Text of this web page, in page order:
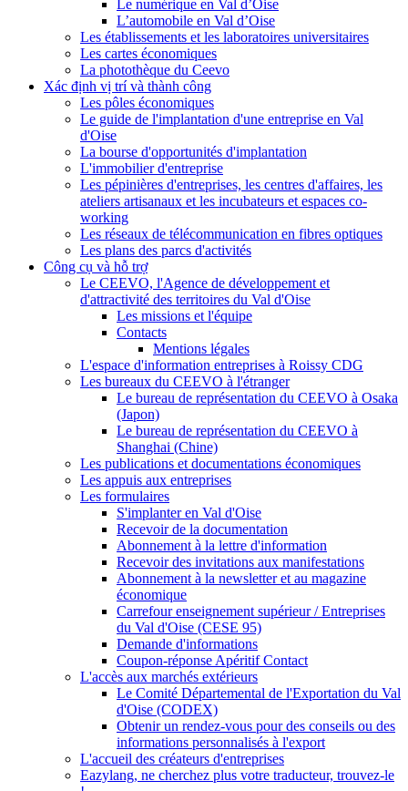
Le numérique en Val d’Oise
L’automobile en Val d’Oise
Les établissements et les laboratoires universitaires
Les cartes économiques
La photothèque du Ceevo
Xác định vị trí và thành công
Les pôles économiques
Le guide de l'implantation d'une entreprise en Val
d'Oise
La bourse d'opportunités d'implantation
L'immobilier d'entreprise
Les pépinières d'entreprises, les centres d'affaires, les
ateliers artisanaux et les incubateurs et espaces co-
working
Les réseaux de télécommunication en fibres optiques
Les plans des parcs d'activités
Công cụ và hỗ trợ
Le CEEVO, l'Agence de développement et
d'attractivité des territoires du Val d'Oise
Les missions et l'équipe
Contacts
Mentions légales
L'espace d'information entreprises à Roissy CDG
Les bureaux du CEEVO à l'étranger
Le bureau de représentation du CEEVO à Osaka
(Japon)
Le bureau de représentation du CEEVO à
Shanghai (Chine)
Les publications et documentations économiques
Les appuis aux entreprises
Les formulaires
S'implanter en Val d'Oise
Recevoir de la documentation
Abonnement à la lettre d'information
Recevoir des invitations aux manifestations
Abonnement à la newsletter et au magazine
économique
Carrefour enseignement supérieur / Entreprises
du Val d'Oise (CESE 95)
Demande d'informations
Coupon-réponse Apéritif Contact
L'accès aux marchés extérieurs
Le Comité Départemental de l'Exportation du Val
d'Oise (CODEX)
Obtenir un rendez-vous pour des conseils ou des
informations personnalisés à l'export
L'accueil des créateurs d'entreprises
Eazylang, ne cherchez plus votre traducteur, trouvez-le